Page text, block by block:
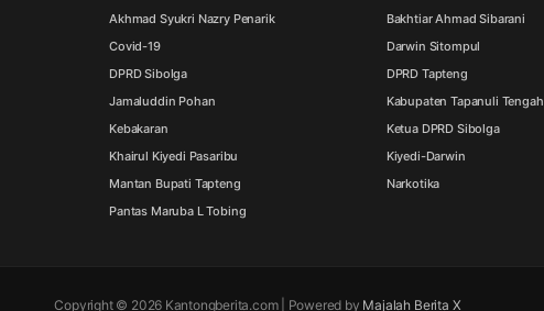
Akhmad Syukri Nazry Penarik Bakhtiar Ahmad Sibarani
Covid-19
Darwin Sitompul
DPRD Sibolga
DPRD Tapteng
Jamaluddin Pohan
Kabupaten Tapanuli Tengah
Kebakaran
Ketua DPRD Sibolga
Khairul Kiyedi Pasaribu
Kiyedi-Darwin
Mantan Bupati Tapteng
Narkotika
Pantas Maruba L Tobing
Copyright © 2026 Kantongberita.com | Powered by Majalah Berita X